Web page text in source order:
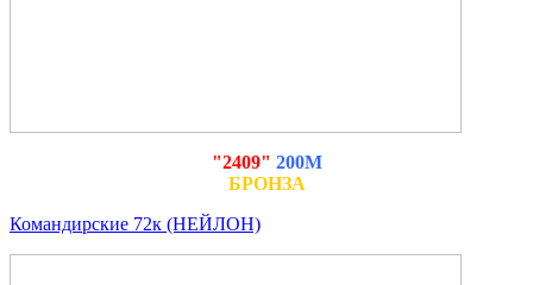
"2409" 200М
БРОНЗА
Командирские 72к (НЕЙЛОН)